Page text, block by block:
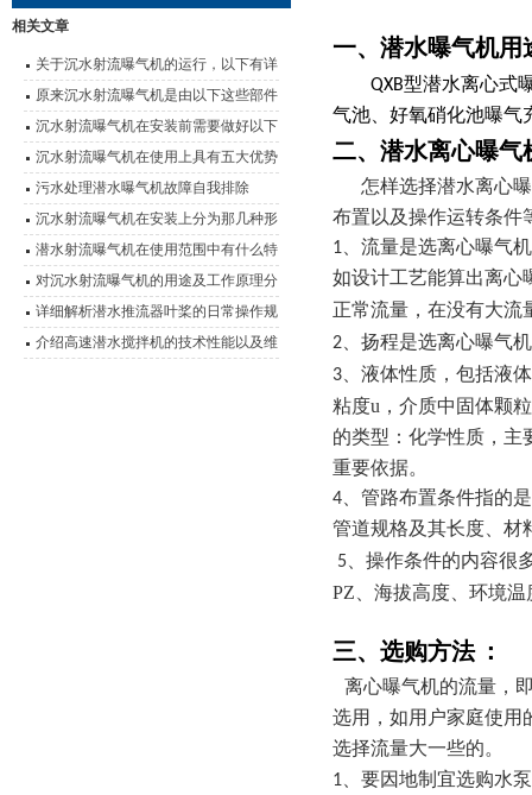
相关文章
关于沉水射流曝气机的运行，以下有详
细说明
原来沉水射流曝气机是由以下这些部件
组成的
沉水射流曝气机在安装前需要做好以下
这些事项
沉水射流曝气机在使用上具有五大优势
污水处理潜水曝气机故障自我排除
沉水射流曝气机在安装上分为那几种形
式？
潜水射流曝气机在使用范围中有什么特
点？
对沉水射流曝气机的用途及工作原理分
析
详细解析潜水推流器叶桨的日常操作规
程
介绍高速潜水搅拌机的技术性能以及维
一、 潜水曝气机用
QXB型潜水离心式曝
气池、好氧硝化池曝气
二、潜水离心曝气
怎样选择潜水离心
布置以及操作运转条件
1、流量是选离心曝气
如设计工艺能算出离心
正常流量，在没有 大流
2、扬程是选离心曝气
3、液体性质，包括液
粘度u ，介质中固体颗
的类型：化学性质，主
重要依据。
4、管路布置条件指的
管道规格及其长度、材
5 、操作条件的内容很
PZ 、海拔高度、环境
三、选购方法 ：
离心曝气机的流量，
选用，如用户家庭使用
选择流量大一些的。
1、要因地制宜选购水